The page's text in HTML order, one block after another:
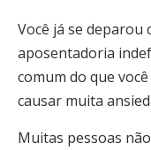
Você já se deparou
aposentadoria
comum do que
causar muita
Muitas pessoas